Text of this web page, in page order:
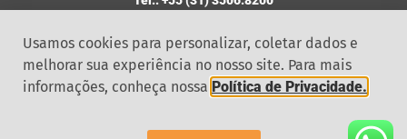
Política de
Privacidade
Ouvidoria
Segurança da
Informação
Usamos cookies para personalizar, coletar dados e
melhorar sua experiência no nosso site. Para mais
informações, conheça nossa Política de Privacidade.